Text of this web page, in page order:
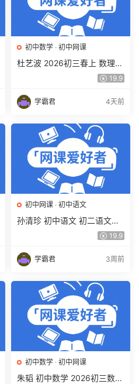
初中数学 · 初中网课
杜艺波 2026初三春上 数理思
维自主学习·SK（三期）百度
19.9
学霸君 4天前
初中网课 · 初中语文
孙清珍 初中语文 初二语文读
写素养培训班（秋上秋下·全19.9
学霸君 3周前
初中数学 · 初中网课
朱韬 初中数学 2026初三数学